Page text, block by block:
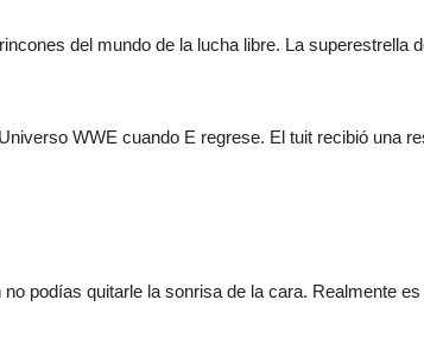
del mundo de la lucha libre. La superestrella
WWE cuando E regrese. El tuit recibió una
podías quitarle la sonrisa de la cara. Realmente